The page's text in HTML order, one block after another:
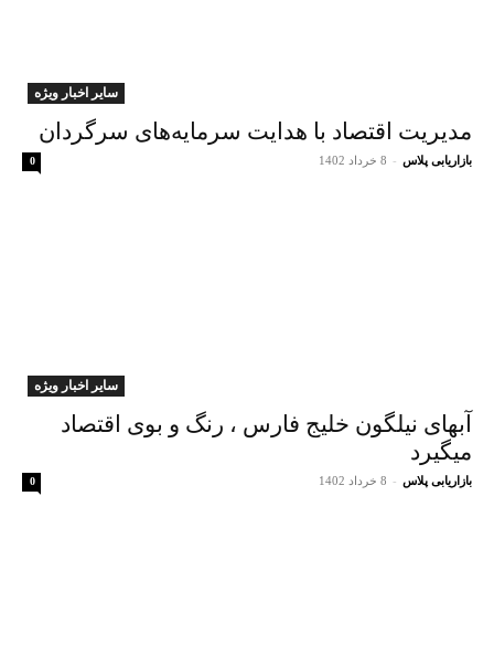
سایر اخبار ویژه
مدیریت اقتصاد با هدایت سرمایه‌های سرگردان
بازاریابی پلاس - 8 خرداد 1402 0
سایر اخبار ویژه
آبهای نیلگون خلیج فارس ، رنگ و بوی اقتصاد
میگیرد
بازاریابی پلاس - 8 خرداد 1402 0